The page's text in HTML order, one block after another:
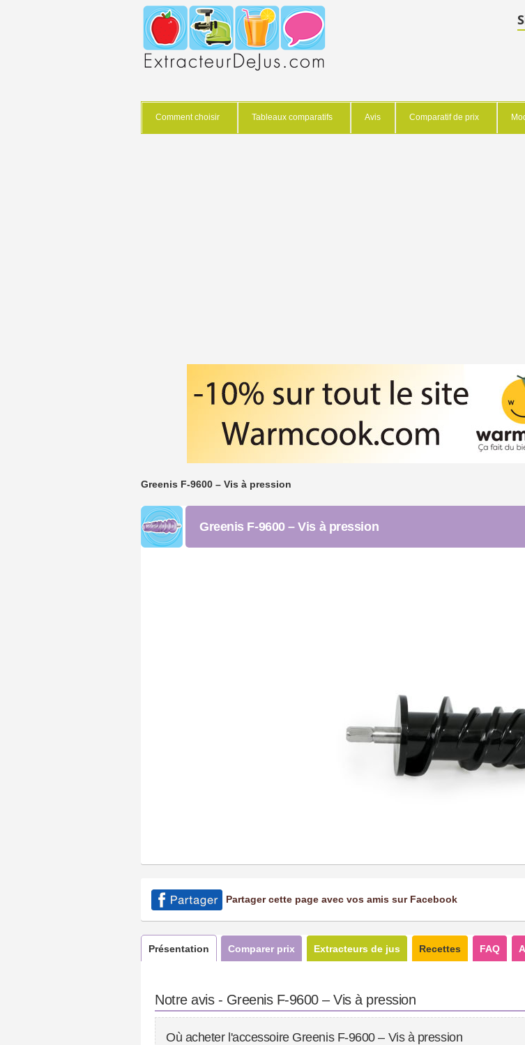
Comment choisir Tableaux comparatifs Avis Comparatif de prix
Greenis F-9600 – Vis à pression
Greenis F-9600 – Vis à pression
Partager cette page avec vos amis sur Facebook
Présentation Comparer prix Extracteurs de jus Recettes FAQ
Notre avis - Greenis F-9600 – Vis à pression
Où acheter l'accessoire Greenis F-9600 – Vis à pression